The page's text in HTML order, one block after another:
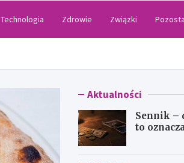
Technologia Zdrowie Związki
Aktualności
Sennik –
to